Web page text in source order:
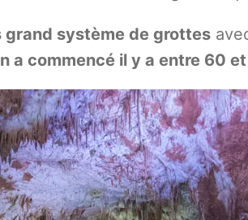
grand système de grottes
a commencé il y a entre 60